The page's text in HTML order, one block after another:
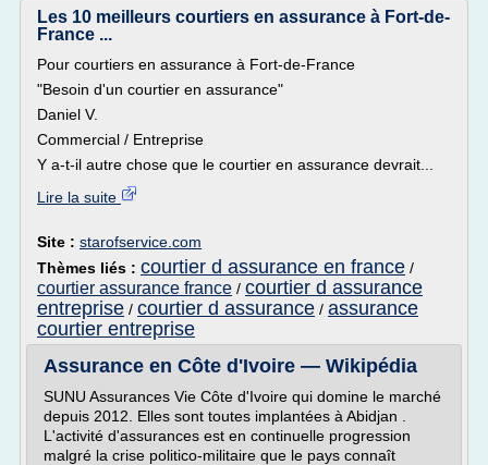
Les 10 meilleurs courtiers en assurance à Fort-de-
France ...
Pour courtiers en assurance à Fort-de-France
"Besoin d'un courtier en assurance"
Daniel V.
Commercial / Entreprise
Y a-t-il autre chose que le courtier en assurance devrait...
Lire la suite
Site : starofservice.com
Thèmes liés : courtier d assurance en france /
courtier assurance france / courtier d assurance
entreprise / courtier d assurance / assurance
courtier entreprise
Assurance en Côte d'Ivoire — Wikipédia
SUNU Assurances Vie Côte d'Ivoire qui domine le marché
depuis 2012. Elles sont toutes implantées à Abidjan .
L'activité d'assurances est en continuelle progression
malgré la crise politico-militaire que le pays connaît